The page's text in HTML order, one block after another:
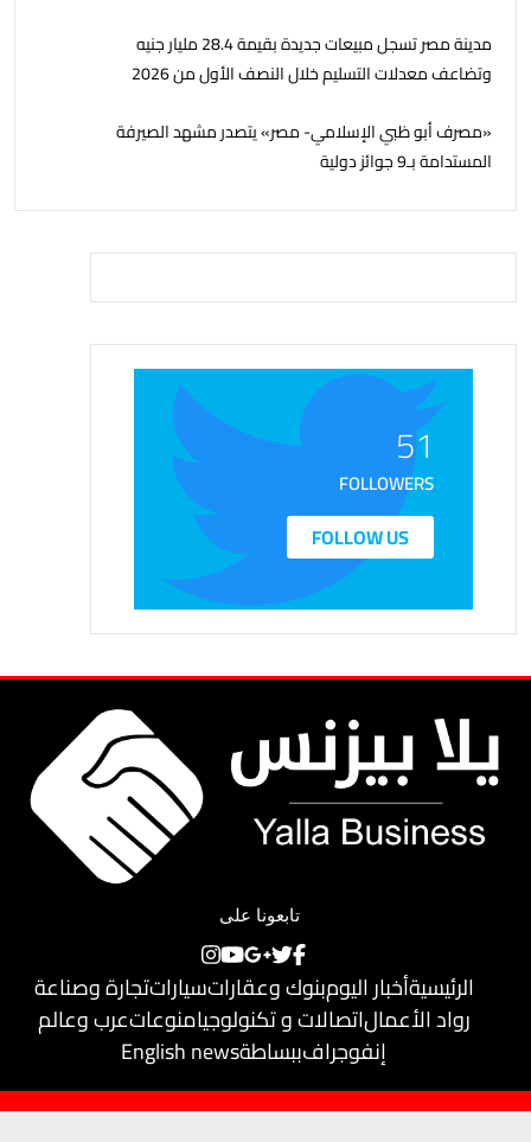
مدينة مصر تسجل مبيعات جديدة بقيمة 28.4 مليار جنيه
وتضاعف معدلات التسليم خلال النصف الأول من 2026
«مصرف أبو ظبي الإسلامي- مصر» يتصدر مشهد الصيرفة
المستدامة بـ9 جوائز دولية
51
FOLLOWERS
FOLLOW US
تابعونا على
الرئيسيةأخبار اليومبنوك وعقاراتسياراتتجارة وصناعة
رواد الأعمالاتصالات و تكنولوجيامنوعاتعرب وعالم
إنفوجرافببساطةEnglish news
حقوق النشر محفوظة لـيلا بيزنس© 2018